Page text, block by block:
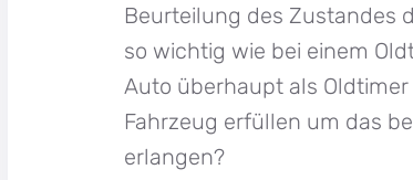
Beurteilung des Zustandes
so wichtig wie bei einem
Auto überhaupt als
Fahrzeug erfüllen um das
erlangen?